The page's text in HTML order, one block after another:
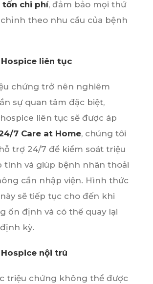
tốn chi phí, đảm bảo mọi thứ
theo nhu cầu của bệnh
Hospice liên tục
chứng trở nên nghiêm
sự quan tâm đặc biệt,
liên tục sẽ được áp
7 Care at Home, chúng tôi
trợ 24/7 để kiểm soát triệu
tính và giúp bệnh nhân thoải
cần nhập viện. Hình thức
sẽ tiếp tục cho đến khi
ổn định và có thể quay lại
kỳ.
nội trú
triệu chứng không thể được